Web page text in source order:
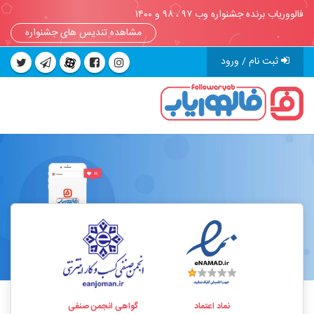
فالووریاب برنده جشنواره وب ۹۷ ، ۹۸ و ۱۴۰۰
مشاهده تندیس های جشنواره
ثبت نام / ورود
نماد اعتماد گواهی انجمن صنفی